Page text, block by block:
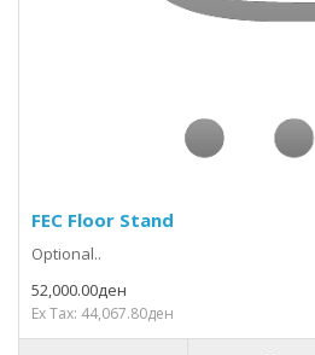
FEC Floor Stand
Optional..
52,000.00ден
Ex Tax: 44,067.80ден